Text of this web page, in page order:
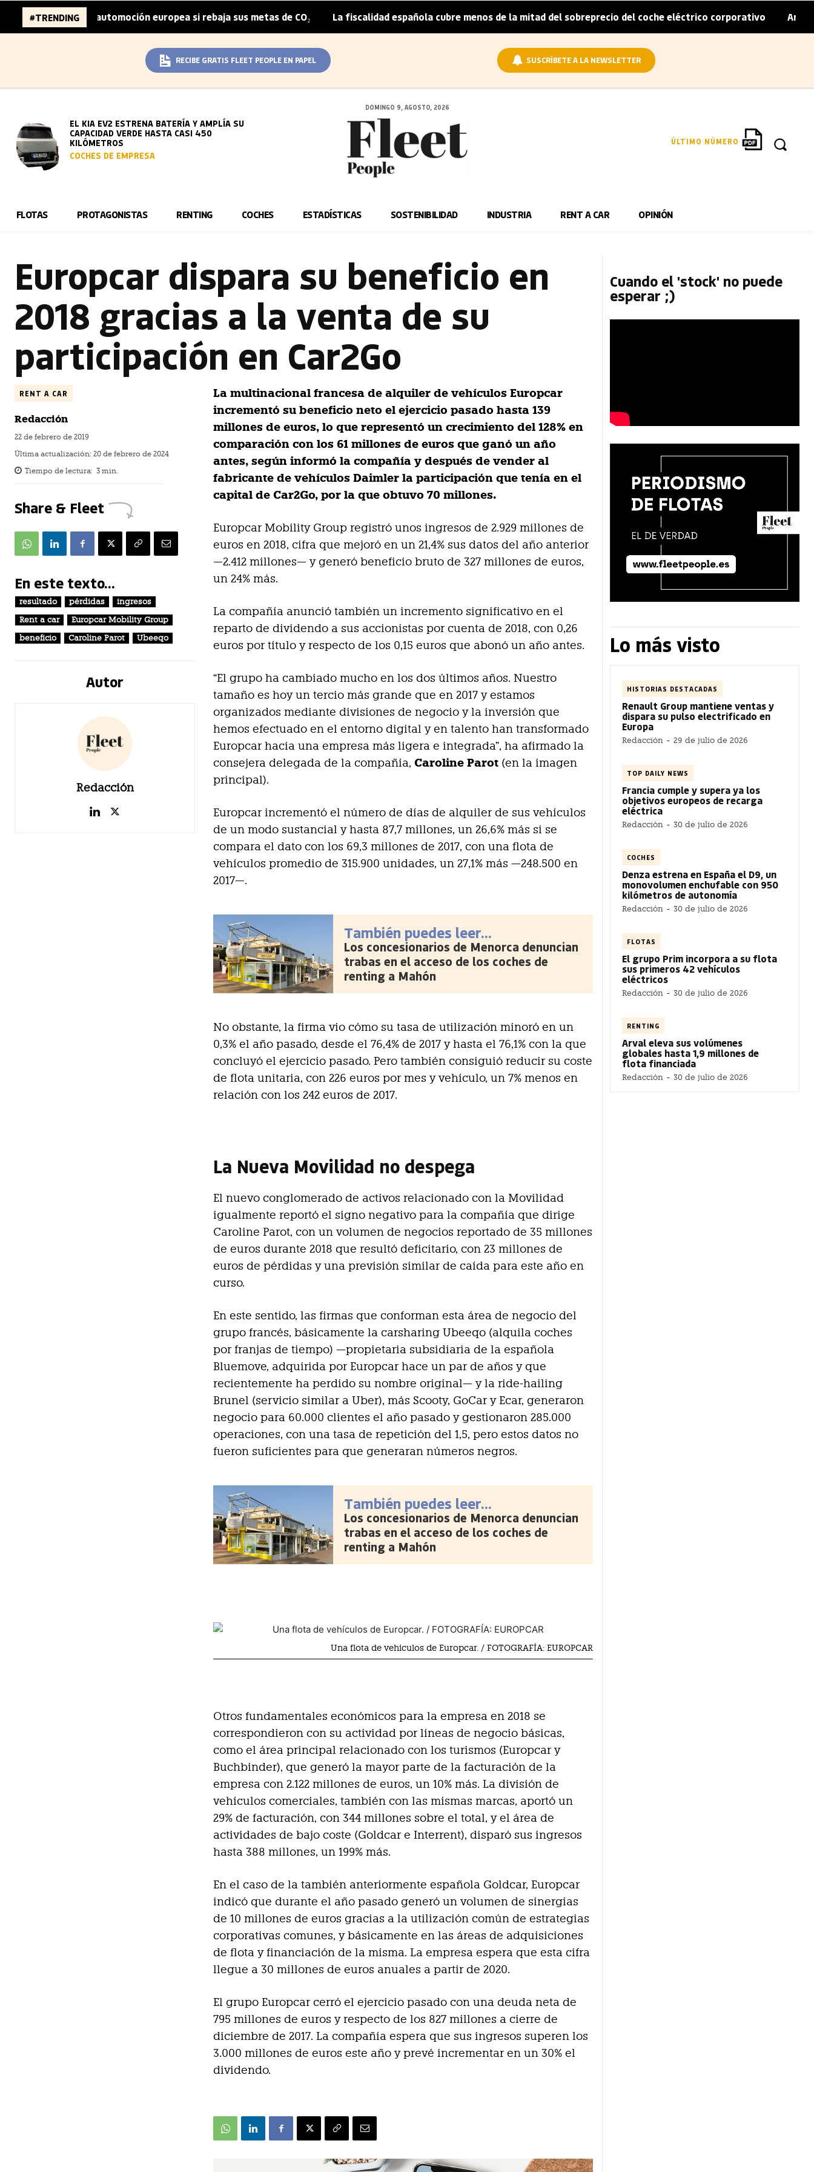
#TRENDING
de la automoción europea si rebaja sus metas de CO₂ | La fiscalidad española cubre menos de la mitad del sobreprecio del coche eléctrico corporativo | Arval
RECIBE GRATIS FLEET PEOPLE EN PAPEL SUSCRÍBETE A LA NEWSLETTER
EL KIA EV2 ESTRENA BATERÍA Y AMPLÍA SU
CAPACIDAD VERDE HASTA CASI 450
KILÓMETROS
COCHES DE EMPRESA
DOMINGO 9, AGOSTO, 2026
ÚLTIMO NÚMERO
FLOTAS PROTAGONISTAS RENTING COCHES ESTADÍSTICAS SOSTENIBILIDAD INDUSTRIA RENT A CAR OPINIÓN
Europcar dispara su beneficio en
2018 gracias a la venta de su
participación en Car2Go
RENT A CAR
Redacción
22 de febrero de 2019
Última actualización: 20 de febrero de 2024
Tiempo de lectura: 3 min.
Share & Fleet
En este texto...
resultado pérdidas
ingresos
Rent a car
Europcar Mobility Group
beneficio
Caroline Parot Ubeeqo
Autor
Redacción
La multinacional francesa de alquiler de vehículos Europcar
incrementó su beneficio neto el ejercicio pasado hasta 139
millones de euros, lo que representó un crecimiento del 128% en
comparación con los 61 millones de euros que ganó un año
antes, según informó la compañía y después de vender al
fabricante de vehículos Daimler la participación que tenía en el
capital de Car2Go, por la que obtuvo 70 millones.
Europcar Mobility Group registró unos ingresos de 2.929 millones de
euros en 2018, cifra que mejoró en un 21,4% sus datos del año anterior
—2.412 millones— y generó beneficio bruto de 327 millones de euros,
un 24% más.
La compañía anunció también un incremento significativo en el
reparto de dividendo a sus accionistas por cuenta de 2018, con 0,26
euros por título y respecto de los 0,15 euros que abonó un año antes.
“El grupo ha cambiado mucho en los dos últimos años. Nuestro
tamaño es hoy un tercio más grande que en 2017 y estamos
organizados mediante divisiones de negocio y la inversión que
hemos efectuado en el entorno digital y en talento han transformado
Europcar hacia una empresa más ligera e integrada”, ha afirmado la
consejera delegada de la compañía,Caroline Parot (en la imagen
principal).
Europcar incrementó el número de días de alquiler de sus vehículos
de un modo sustancial y hasta 87,7 millones, un 26,6% más si se
compara el dato con los 69,3 millones de 2017, con una flota de
vehículos promedio de 315.900 unidades, un 27,1% más —248.500 en
2017—.
También puedes leer...
Los concesionarios de Menorca denuncian
trabas en el acceso de los coches de
renting a Mahón
No obstante, la firma vio cómo su tasa de utilización minoró en un
0,3% el año pasado, desde el 76,4% de 2017 y hasta el 76,1% con la que
concluyó el ejercicio pasado. Pero también consiguió reducir su coste
de flota unitaria, con 226 euros por mes y vehículo, un 7% menos en
relación con los 242 euros de 2017.
La Nueva Movilidad no despega
El nuevo conglomerado de activos relacionado con la Movilidad
igualmente reportó el signo negativo para la compañía que dirige
Caroline Parot, con un volumen de negocios reportado de 35 millones
de euros durante 2018 que resultó deficitario, con 23 millones de
euros de pérdidas y una previsión similar de caída para este año en
curso.
En este sentido, las firmas que conforman esta área de negocio del
grupo francés, básicamente la carsharing Ubeeqo (alquila coches
por franjas de tiempo) —propietaria subsidiaria de la española
Bluemove, adquirida por Europcar hace un par de años y que
recientemente ha perdido su nombre original— y la ride-hailing
Brunel (servicio similar a Uber), más Scooty, GoCar y Ecar, generaron
negocio para 60.000 clientes el año pasado y gestionaron 285.000
operaciones, con una tasa de repetición del 1,5, pero estos datos no
fueron suficientes para que generaran números negros.
También puedes leer...
Los concesionarios de Menorca denuncian
trabas en el acceso de los coches de
renting a Mahón
Una flota de vehículos de Europcar. / FOTOGRAFÍA: EUROPCAR
Otros fundamentales económicos para la empresa en 2018 se
correspondieron con su actividad por líneas de negocio básicas,
como el área principal relacionado con los turismos (Europcar y
Buchbinder), que generó la mayor parte de la facturación de la
empresa con 2.122 millones de euros, un 10% más. La división de
vehículos comerciales, también con las mismas marcas, aportó un
29% de facturación, con 344 millones sobre el total, y el área de
actividades de bajo coste (Goldcar e Interrent), disparó sus ingresos
hasta 388 millones, un 199% más.
En el caso de la también anteriormente española Goldcar, Europcar
indicó que durante el año pasado generó un volumen de sinergias
de 10 millones de euros gracias a la utilización común de estrategias
corporativas comunes, y básicamente en las áreas de adquisiciones
de flota y financiación de la misma. La empresa espera que esta cifra
llegue a 30 millones de euros anuales a partir de 2020.
El grupo Europcar cerró el ejercicio pasado con una deuda neta de
795 millones de euros y respecto de los 827 millones a cierre de
diciembre de 2017. La compañía espera que sus ingresos superen los
3.000 millones de euros este año y prevé incrementar en un 30% el
dividendo.
Cuando el 'stock' no puede
esperar ;)
Lo más visto
HISTORIAS DESTACADAS
Renault Group mantiene ventas y
dispara su pulso electrificado en
Europa
Redacción - 29 de julio de 2026
TOP DAILY NEWS
Francia cumple y supera ya los
objetivos europeos de recarga
eléctrica
Redacción - 30 de julio de 2026
COCHES
Denza estrena en España el D9, un
monovolumen enchufable con 950
kilómetros de autonomía
Redacción - 30 de julio de 2026
FLOTAS
El grupo Prim incorpora a su flota
sus primeros 42 vehículos
eléctricos
Redacción - 30 de julio de 2026
RENTING
Arval eleva sus volúmenes
globales hasta 1,9 millones de
flota financiada
Redacción - 30 de julio de 2026